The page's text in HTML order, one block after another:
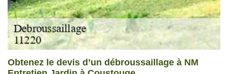
Obtenez le devis d’un débroussaillage à NM